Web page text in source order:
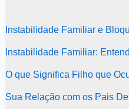
Instabilidade Familiar e
Instabilidade Familiar:
O que Significa Filho que
Sua Relação com os Pais